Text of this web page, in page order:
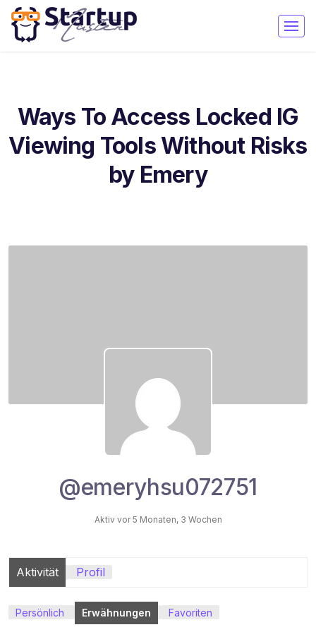
Ways To Access Locked IG
Viewing Tools Without Risks
by Emery
@emeryhsu072751
Aktiv vor 5 Monaten, 3 Wochen
Aktivität Profil
Persönlich Erwähnungen Favoriten